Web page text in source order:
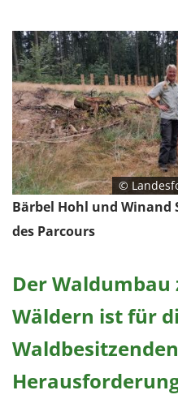
©
Bärbel Hohl und Winand
des Parcours
Der
Wäldern ist für